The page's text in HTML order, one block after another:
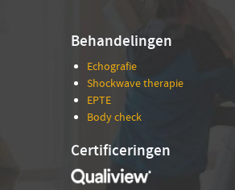
Behandelingen
Echografie
Shockwave therapie
EPTE
Body check
Certificeringen